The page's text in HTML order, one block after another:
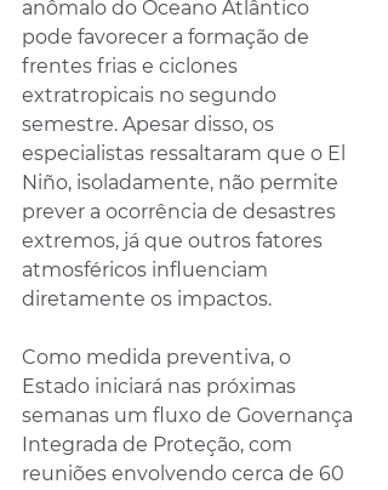
anômalo do Oceano Atlântico
pode favorecer a formação de
frentes frias e ciclones
extratropicais no segundo
semestre. Apesar disso, os
especialistas ressaltaram que o El
Niño, isoladamente, não permite
prever a ocorrência de desastres
extremos, já que outros fatores
atmosféricos influenciam
diretamente os impactos.
Como medida preventiva, o
Estado iniciará nas próximas
semanas um fluxo de Governança
Integrada de Proteção, com
reuniões envolvendo cerca de 60